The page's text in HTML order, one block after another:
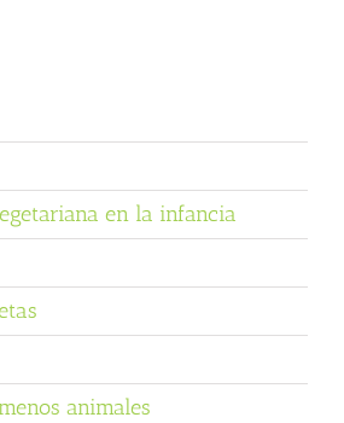
en la infancia
animales